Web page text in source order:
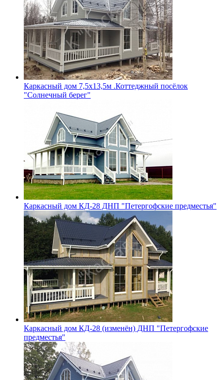
Каркасный дом 7,5х13,5м .Коттеджный посёлок
"Солнечный берег"
Каркасный дом КД-28 ДНП "Петергофские предместья"
Каркасный дом КД-28 (изменён) ДНП "Петергофские
предместья"